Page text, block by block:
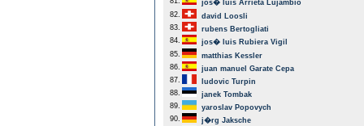
jos� luis Arrieta Lujambio
82.
david Loosli
83.
rubens Bertogliati
84.
jos� luis Rubiera Vigil
85.
matthias Kessler
86.
juan manuel Garate Cepa
87.
ludovic Turpin
88.
janek Tombak
89.
yaroslav Popovych
90.
j�rg Jaksche